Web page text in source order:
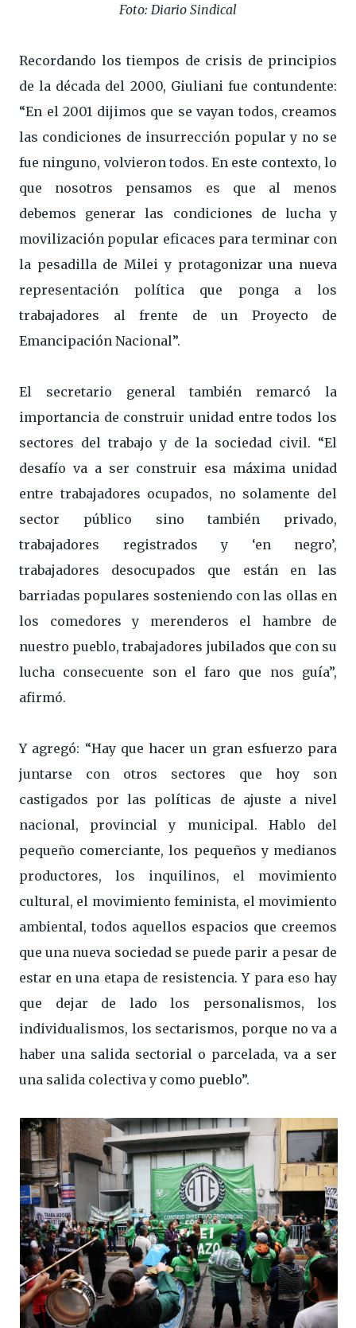
Foto: Diario Sindical
Recordando los tiempos de crisis de principios
de la década del 2000, Giuliani fue contundente:
“En el 2001 dijimos que se vayan todos, creamos
las condiciones de insurrección popular y no se
fue ninguno, volvieron todos. En este contexto, lo
que nosotros pensamos es que al menos
debemos generar las condiciones de lucha y
movilización popular eficaces para terminar con
la pesadilla de Milei y protagonizar una nueva
representación política que ponga a los
trabajadores al frente de un Proyecto de
Emancipación Nacional”.
El secretario general también remarcó la
importancia de construir unidad entre todos los
sectores del trabajo y de la sociedad civil. “El
desafío va a ser construir esa máxima unidad
entre trabajadores ocupados, no solamente del
sector público sino también privado,
trabajadores registrados y ‘en negro’,
trabajadores desocupados que están en las
barriadas populares sosteniendo con las ollas en
los comedores y merenderos el hambre de
nuestro pueblo, trabajadores jubilados que con su
lucha consecuente son el faro que nos guía”,
afirmó.
Y agregó: “Hay que hacer un gran esfuerzo para
juntarse con otros sectores que hoy son
castigados por las políticas de ajuste a nivel
nacional, provincial y municipal. Hablo del
pequeño comerciante, los pequeños y medianos
productores, los inquilinos, el movimiento
cultural, el movimiento feminista, el movimiento
ambiental, todos aquellos espacios que creemos
que una nueva sociedad se puede parir a pesar de
estar en una etapa de resistencia. Y para eso hay
que dejar de lado los personalismos, los
individualismos, los sectarismos, porque no va a
haber una salida sectorial o parcelada, va a ser
una salida colectiva y como pueblo”.